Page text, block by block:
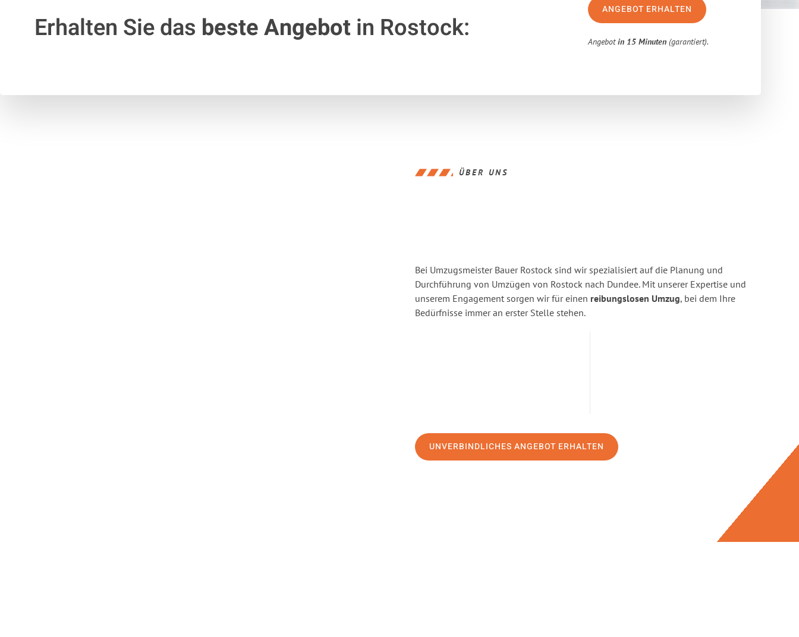
Erhalten Sie das beste Angebotin Rostock:
ANGEBOT ERHALTEN
Angebotin 15 Minuten (garantiert).
ÜBER UNS
Bei Umzugsmeister Bauer Rostock sind wir spezialisiert auf die Planung und
Durchführung von Umzügen von Rostock nach Dundee. Mit unserer Expertise und
unserem Engagement sorgen wir für einen reibungslosen Umzug, bei dem Ihre
Bedürfnisse immer an erster Stelle stehen.
UNVERBINDLICHES ANGEBOT ERHALTEN